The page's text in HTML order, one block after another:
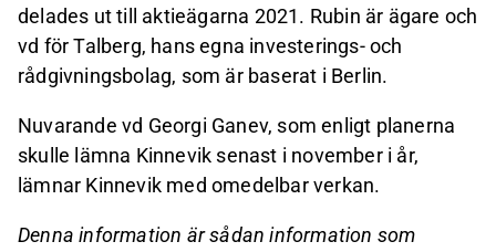
delades ut till aktieägarna 2021. Rubin är ägare och
vd för Talberg, hans egna investerings- och
rådgivningsbolag, som är baserat i Berlin.
Nuvarande vd Georgi Ganev, som enligt planerna
skulle lämna Kinnevik senast i november i år,
lämnar Kinnevik med omedelbar verkan.
Denna information är sådan information som